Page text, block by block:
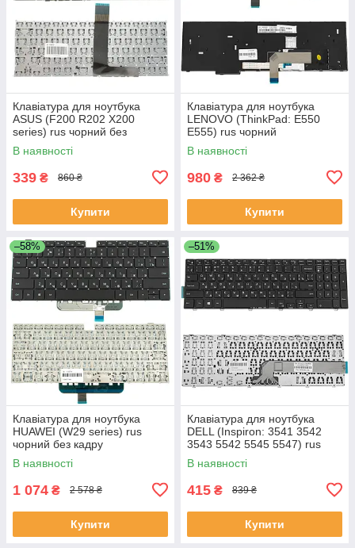
Клавіатура для ноутбука
ASUS (F200 R202 X200
series) rus чорний без
фрейма
В наявності
339 ₴ 860 ₴
Купити
Клавіатура для ноутбука
LENOVO (ThinkPad: E550
E555) rus чорний
В наявності
980 ₴ 2 362 ₴
Купити
–58%
Клавіатура для ноутбука
HUAWEI (W29 series) rus
чорний без кадру
В наявності
1 074 ₴ 2 578 ₴
Купити
–51%
Клавіатура для ноутбука
DELL (Inspiron: 3541 3542
3543 5542 5545 5547) rus
чорний
В наявності
415 ₴ 839 ₴
Купити